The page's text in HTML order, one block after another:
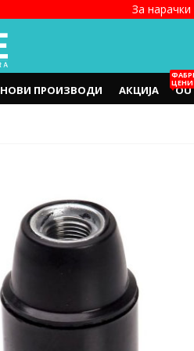
За
НОВИ ПРОИЗВОДИ АКЦИЈА
ЦЕНИ